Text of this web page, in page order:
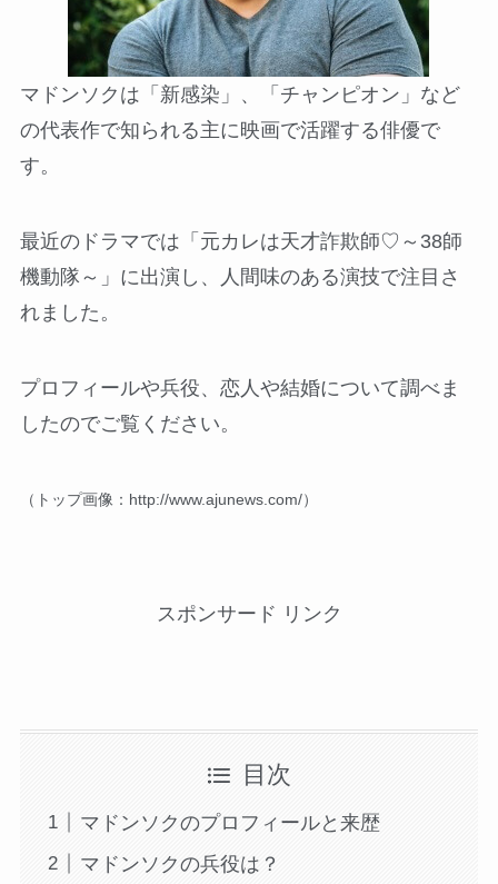
マドンソクは「新感染」、「チャンピオン」など
の代表作で知られる主に映画で活躍する俳優で
す。
最近のドラマでは「元カレは天才詐欺師♡～38師
機動隊～」に出演し、人間味のある演技で注目さ
れました。
プロフィールや兵役、恋人や結婚について調べま
したのでご覧ください。
（トップ画像：http://www.ajunews.com/）
スポンサード リンク
目次
マドンソクのプロフィールと来歴
マドンソクの兵役は？